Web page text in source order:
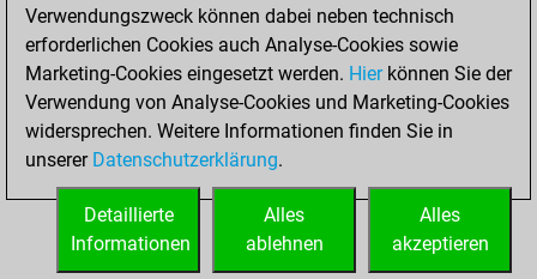
Erstickte Matts
Unterverwandlungen
0
Türme auf der siebten
0
STARTSEITE
Verwendungszweck können dabei neben technisch
erforderlichen Cookies auch Analyse-Cookies sowie
Marketing-Cookies eingesetzt werden. Hierkönnen Sie der
Verwendung von Analyse-Cookies und Marketing-Cookies
widersprechen. Weitere Informationen finden Sie in
unserer Datenschutzerklärung.
Alles
akzeptieren
Alles
ablehnen
Detaillierte
Informationen